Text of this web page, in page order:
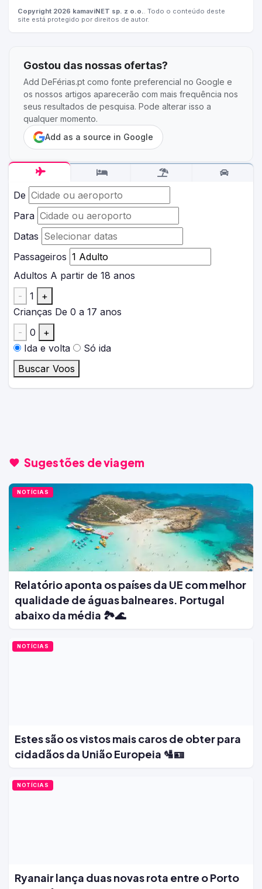
De
Para
Datas
Passageiros
Adultos A partir de 18 anos
-
1
+
Crianças De 0 a 17 anos
-
0
+
Ida e volta
Só ida
Buscar Voos
Copyright 2026 kamaviNET sp. z o.o.. Todo o conteúdo deste
site está protegido por direitos de autor.
Gostou das nossas ofertas?
Add DeFérias.pt como fonte preferencial no Google e
os nossos artigos aparecerão com mais frequência nos
seus resultados de pesquisa. Pode alterar isso a
qualquer momento.
Add as a source in Google
Sugestões de viagem
NOTÍCIAS
Relatório aponta os países da UE com melhor
qualidade de águas balneares. Portugal
abaixo da média 🏞️🌊
NOTÍCIAS
Estes são os vistos mais caros de obter para
cidadãos da União Europeia 🛂🪪
NOTÍCIAS
Ryanair lança duas novas rota entre o Porto